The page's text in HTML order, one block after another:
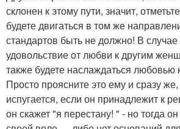
склонен к этому пути, значит,
будете двигаться в том же
стандартов быть не должно! В
удовольствие от любви к другим
также будете наслаждаться любовью
Просто проясните это ему и сразу
испугается, если он принадлежит к
он скажет "я перестану! " - но тогда